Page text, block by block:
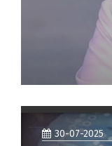
30-07-2025